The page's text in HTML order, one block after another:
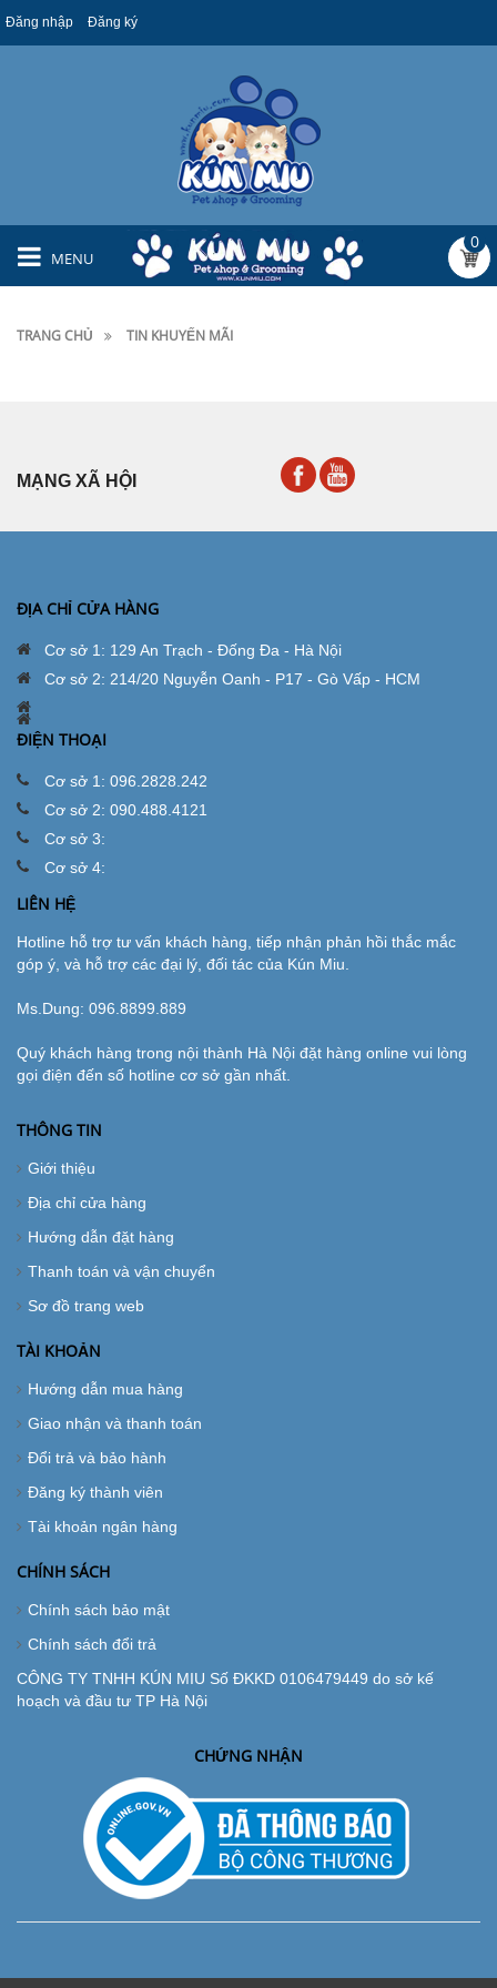
Đăng nhập Đăng ký
MENU
0
TRANG CHỦ TIN KHUYẾN MÃI
MẠNG XÃ HỘI
ĐỊA CHỈ CỬA HÀNG
Cơ sở 1: 129 An Trạch - Đống Đa - Hà Nội
Cơ sở 2: 214/20 Nguyễn Oanh - P17 - Gò Vấp - HCM
ĐIỆN THOẠI
Cơ sở 1: 096.2828.242
Cơ sở 2: 090.488.4121
Cơ sở 3:
Cơ sở 4:
LIÊN HỆ
Hotline hỗ trợ tư vấn khách hàng, tiếp nhận phản hồi thắc mắc
góp ý, và hỗ trợ các đại lý, đối tác của Kún Miu.
Ms.Dung: 096.8899.889
Quý khách hàng trong nội thành Hà Nội đặt hàng online vui lòng
gọi điện đến số hotline cơ sở gần nhất.
THÔNG TIN
Giới thiệu
Địa chỉ cửa hàng
Hướng dẫn đặt hàng
Thanh toán và vận chuyển
Sơ đồ trang web
TÀI KHOẢN
Hướng dẫn mua hàng
Giao nhận và thanh toán
Đổi trả và bảo hành
Đăng ký thành viên
Tài khoản ngân hàng
CHÍNH SÁCH
Chính sách bảo mật
Chính sách đổi trả
CÔNG TY TNHH KÚN MIU Số ĐKKD 0106479449 do sở kế
hoạch và đầu tư TP Hà Nội
CHỨNG NHẬN